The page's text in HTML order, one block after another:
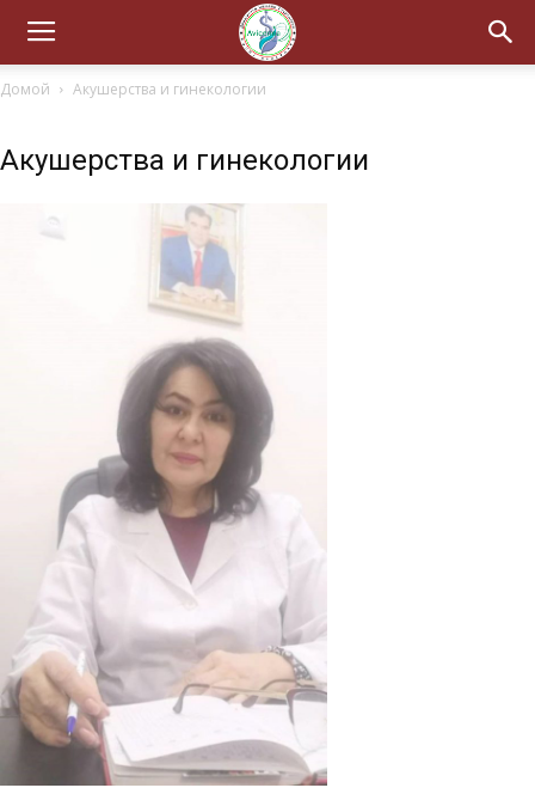
Домой Акушерства и гинекологии
Акушерства и гинекологии